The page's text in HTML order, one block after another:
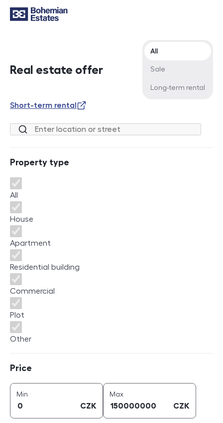
Real estate offer
Offer type
All
Sale
Long-term rental
Short-term rental
Location or street
Property type
Property type
All
House
Apartment
Residential building
Commercial
Plot
Other
Price
Min
CZK
Maxprice (
CZK